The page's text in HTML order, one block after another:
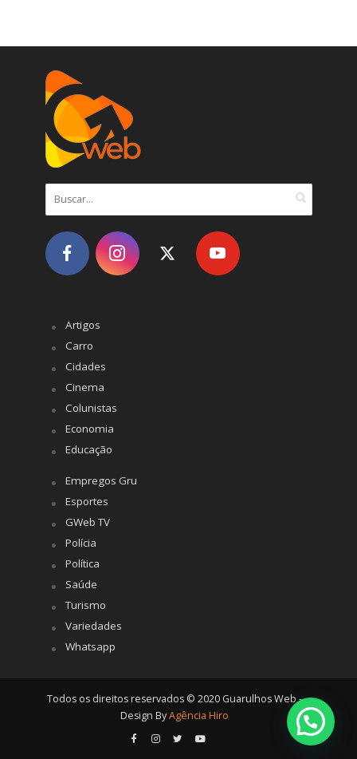
Artigos
Carro
Cidades
Cinema
Colunistas
Economia
Educação
Empregos Gru
Esportes
GWeb TV
Polícia
Política
Saúde
Turismo
Variedades
Whatsapp
Todos os direitos reservados © 2020 Guarulhos Web -
Design ByAgência Hiro